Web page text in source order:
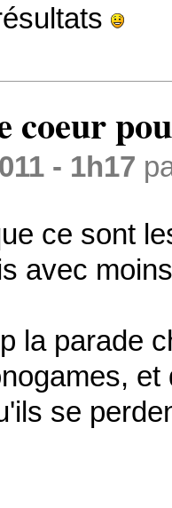
coeur
- 1h17
ce sont
avec
la parade
se